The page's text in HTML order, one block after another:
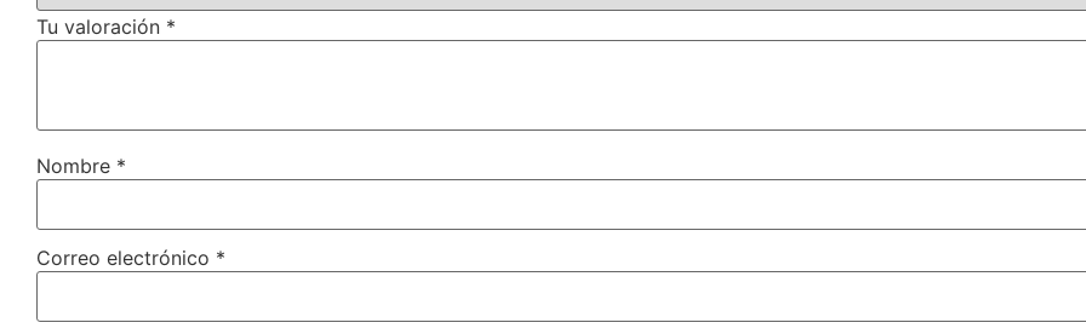
Tu valoración *
Nombre *
Correo electrónico *